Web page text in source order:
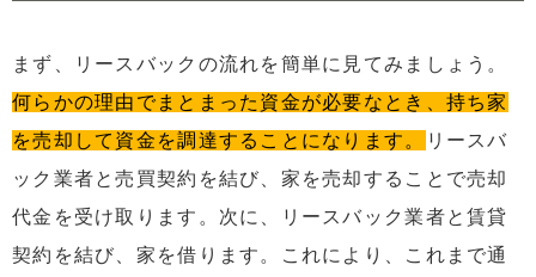
5「リフォームリースバック」とは
5.1リフォームリースバックで得られる無料リフォー
ムの可能性
5.3不動産業者がリフォーム費を負担する理由
6リフォームリースバックのメリット
まず、リースバックの流れを簡単に見てみましょう。
何らかの理由でまとまった資金が必要なとき、持ち家
を売却して資金を調達することになります。
リースバ
ック業者と売買契約を結び、家を売却することで売却
代金を受け取ります。次に、リースバック業者と賃貸
契約を結び、家を借ります。これにより、これまで通